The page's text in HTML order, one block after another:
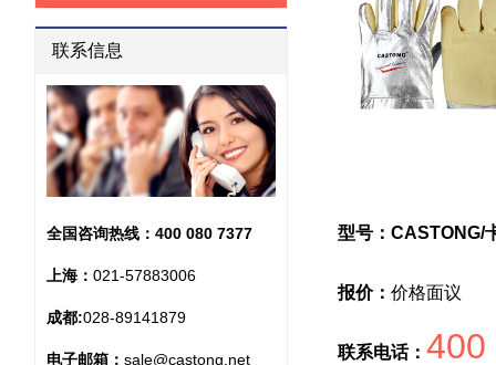
型号：CASTONG/
报价： 价格面议
联系电话： 400
联系信息
全国咨询热线： 400 080 7377
上海： 021-57883006
成都:028-89141879
电子邮箱： sale@castong.net